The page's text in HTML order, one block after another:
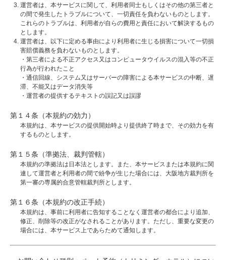
運営者は、本サービスに関して、利用者同士もしくはその他の第三者と
の間で発生したトラブルについて、一切責任を負わないものとします。
これらのトラブルは、利用者が自らの費用と責任において解決するもの
とします。
運営者は、以下に定める事由により利用者に生じる損害について一切損
害賠償義務を負わないものとします。
・第三者による不正アクセス又はコンピュータウイルスの混入等の不正
行為が行われたこと
・通信回線、システム又はサーバーの障害による本サービスの中断、遅
滞、不能又はデータ消失等
・運営者の提供するテキストの誤記又は誤謬
第１４条（本規約の効力）
本規約は、本サービスの提供開始時より提供終了時まで、その効力を有
するものとします。
第１５条（準拠法、裁判管轄）
本規約の準拠法は日本法とします。また、本サービスまたは本規約に関
連して運営者と利用者の間で紛争が生じた場合には、大阪地方裁判所を
第一審の専属的合意管轄裁判所とします。
第１６条（本規約の改正手続）
本規約は、事前に利用者に告知することなく運営者の都合により追加、
修正、削除等の改正がなされることがあります。ただし、重要な変更の
場合には、本サービス上であらためて通知します。